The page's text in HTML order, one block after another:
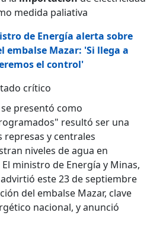
medida paliativa
de Energía alerta sobre
Mazar: 'Si llega a
el control'
crítico
presentó como
resultó ser una
represas y centrales
niveles de agua en
ministro de Energía y Minas,
este 23 de septiembre
del embalse Mazar, clave
nacional, y anunció